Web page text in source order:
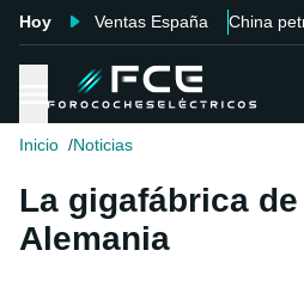
Hoy Ventas España China
Inicio Noticias
La gigafábrica
Alemania